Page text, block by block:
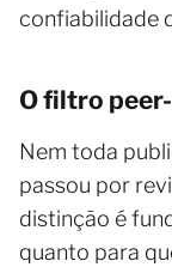
confiabilidade
O filtro
Nem toda
passou por
distinção é
quanto para